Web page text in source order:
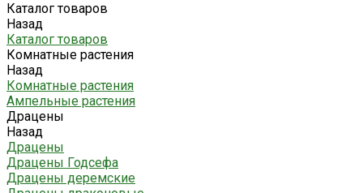
Каталог товаров
Назад
Каталог товаров
Комнатные растения
Назад
Комнатные растения
Ампельные растения
Драцены
Назад
Драцены
Драцены Годсефа
Драцены деремские